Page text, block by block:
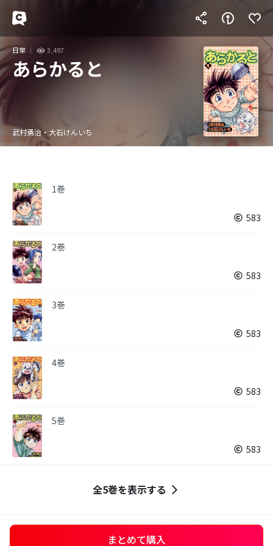
日常 3,497
あらかると
武村勇治・大石けんいち
1巻
583
2巻
583
3巻
583
4巻
583
5巻
583
全5巻を表示する
まとめて購入